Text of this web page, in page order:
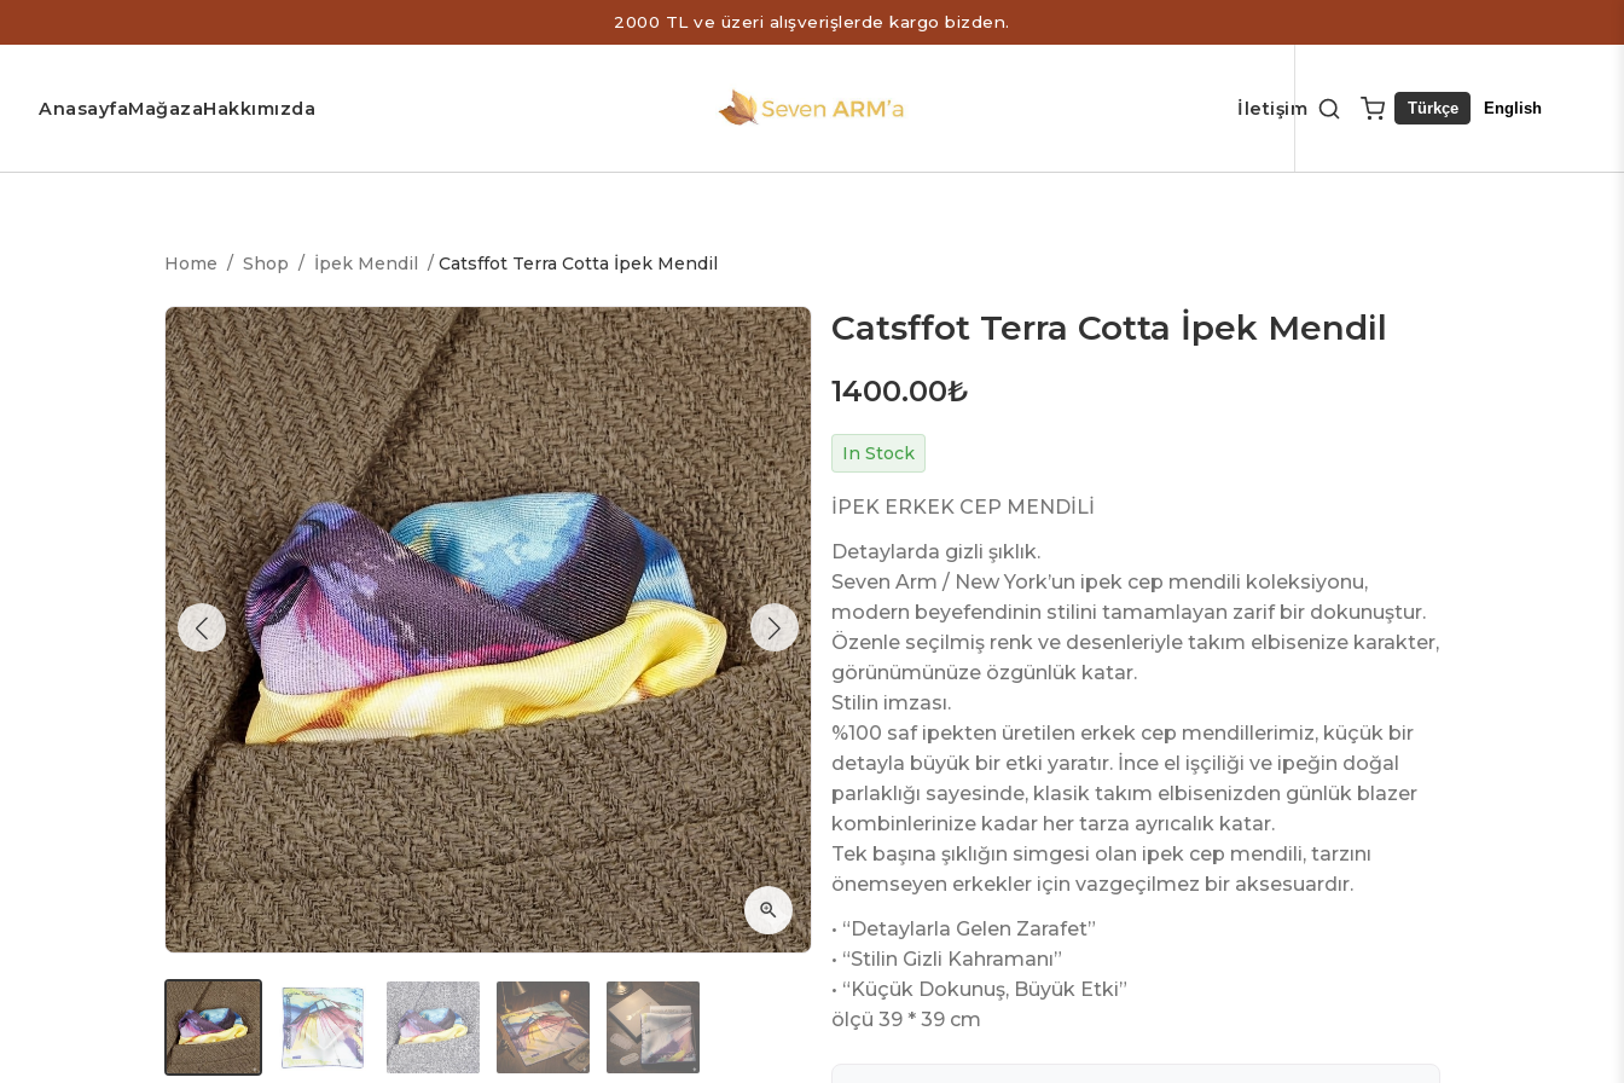
2000 TL ve üzeri alışverişlerde kargo bizden.
AnasayfaMağazaHakkımızda İletişim Türkçe English
Home / Shop / İpek Mendil / Catsffot Terra Cotta İpek Mendil
Catsffot Terra Cotta İpek Mendil
1400.00₺
In Stock
İPEK ERKEK CEP MENDİLİ
Detaylarda gizli şıklık.
Seven Arm / New York’un ipek cep mendili koleksiyonu,
modern beyefendinin stilini tamamlayan zarif bir dokunuştur.
Özenle seçilmiş renk ve desenleriyle takım elbisenize karakter,
görünümünüze özgünlük katar.
Stilin imzası.
%100 saf ipekten üretilen erkek cep mendillerimiz, küçük bir
detayla büyük bir etki yaratır. İnce el işçiliği ve ipeğin doğal
parlaklığı sayesinde, klasik takım elbisenizden günlük blazer
kombinlerinize kadar her tarza ayrıcalık katar.
Tek başına şıklığın simgesi olan ipek cep mendili, tarzını
önemseyen erkekler için vazgeçilmez bir aksesuardır.
• “Detaylarla Gelen Zarafet”
• “Stilin Gizli Kahramanı”
• “Küçük Dokunuş, Büyük Etki”
ölçü 39 * 39 cm